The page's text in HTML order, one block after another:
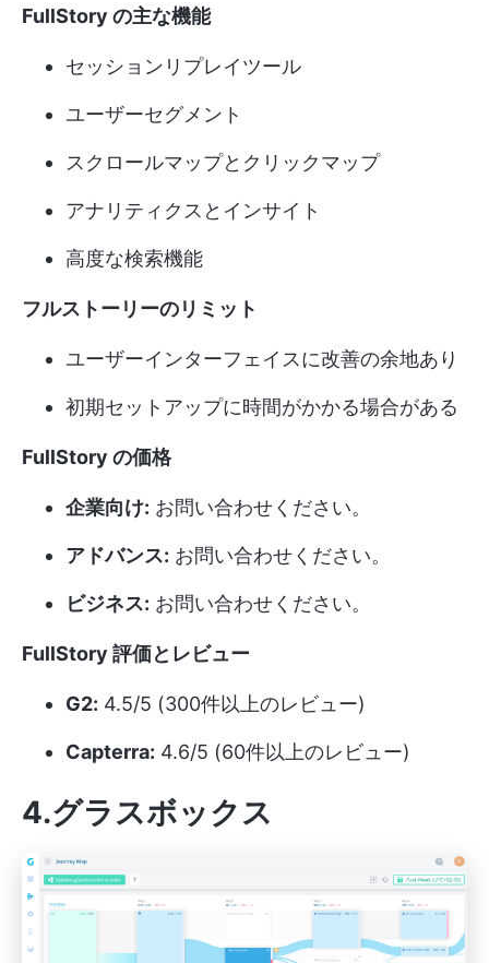
FullStory の主な機能
セッションリプレイツール
ユーザーセグメント
スクロールマップとクリックマップ
アナリティクスとインサイト
高度な検索機能
フルストーリーのリミット
ユーザーインターフェイスに改善の余地あり
初期セットアップに時間がかかる場合がある
FullStory の価格
企業向け: お問い合わせください。
アドバンス: お問い合わせください。
ビジネス: お問い合わせください。
FullStory 評価とレビュー
G2: 4.5/5 (300件以上のレビュー)
Capterra: 4.6/5 (60件以上のレビュー)
4.グラスボックス